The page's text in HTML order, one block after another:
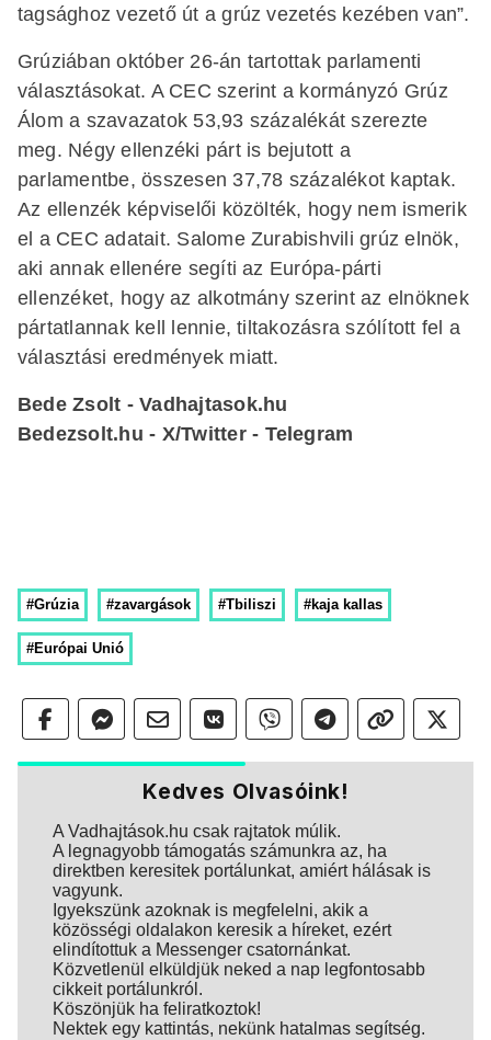
tagsághoz vezető út a grúz vezetés kezében van”.
Grúziában október 26-án tartottak parlamenti
választásokat. A CEC szerint a kormányzó Grúz
Álom a szavazatok 53,93 százalékát szerezte
meg. Négy ellenzéki párt is bejutott a
parlamentbe, összesen 37,78 százalékot kaptak.
Az ellenzék képviselői közölték, hogy nem ismerik
el a CEC adatait. Salome Zurabishvili grúz elnök,
aki annak ellenére segíti az Európa-párti
ellenzéket, hogy az alkotmány szerint az elnöknek
pártatlannak kell lennie, tiltakozásra szólított fel a
választási eredmények miatt.
Bede Zsolt - Vadhajtasok.hu
Bedezsolt.hu - X/Twitter- Telegram
#Grúzia #zavargások #Tbiliszi #kaja kallas
#Európai Unió
Kedves Olvasóink!
A Vadhajtások.hu csak rajtatok múlik.
A legnagyobb támogatás számunkra az, ha
direktben keresitek portálunkat, amiért hálásak is
vagyunk.
Igyekszünk azoknak is megfelelni, akik a
közösségi oldalakon keresik a híreket, ezért
elindítottuk a Messenger csatornánkat.
Közvetlenül elküldjük neked a nap legfontosabb
cikkeit portálunkról.
Köszönjük ha feliratkoztok!
Nektek egy kattintás, nekünk hatalmas segítség.